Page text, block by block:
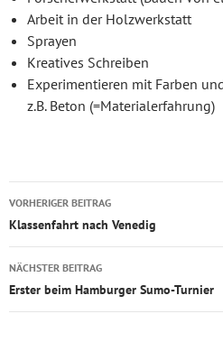
Arbeit in der Holzwerkstatt
Sprayen
Kreatives Schreiben
Experimentieren mit Farben
z.B. Beton (=Materialerfahrung)
Beitragsnavigation
VORHERIGER BEITRAG
Klassenfahrt nach Venedig
NÄCHSTER BEITRAG
Erster beim Hamburger Sumo-Turnier